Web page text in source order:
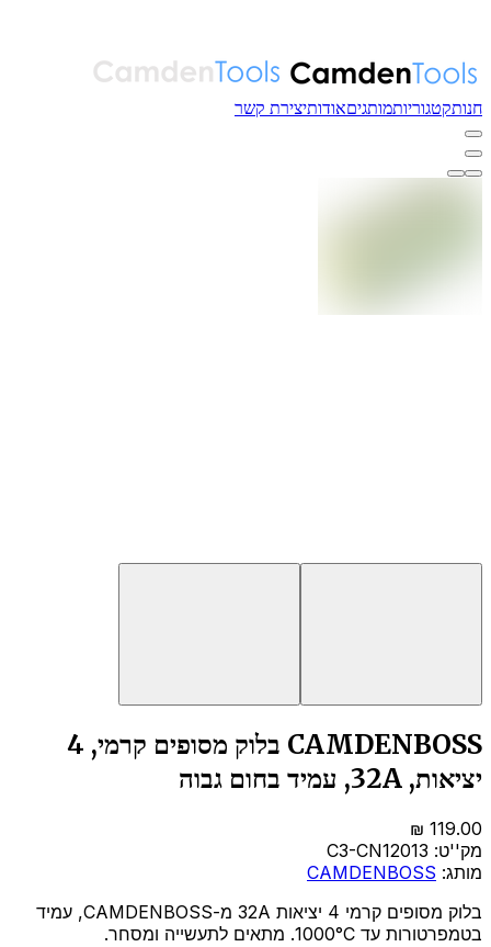
חנותקטגוריותמותגיםאודותיצירת קשר
CAMDENBOSS בלוק מסופים קרמי, 4
יציאות, 32A, עמיד בחום גבוה
מק''ט: C3-CN12013
מותג: CAMDENBOSS
בלוק מסופים קרמי 4 יציאות 32A מ-CAMDENBOSS, עמיד
בטמפרטורות עד 1000°C. מתאים לתעשייה ומסחר.